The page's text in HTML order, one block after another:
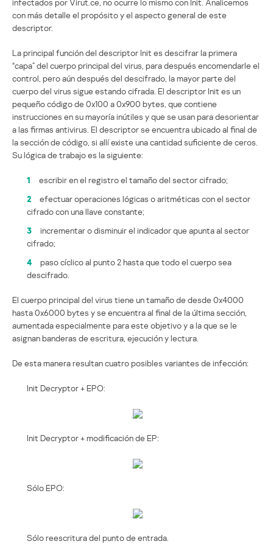
con más detalle el propósito y el aspecto general de este
descriptor.
La principal función del descriptor Init es descifrar la primera
“capa” del cuerpo principal del virus, para después encomendarle el
control, pero aún después del descifrado, la mayor parte del
cuerpo del virus sigue estando cifrada. El descriptor Init es un
pequeño código de 0x100 a 0x900 bytes, que contiene
instrucciones en su mayoría inútiles y que se usan para desorientar
a las firmas antivirus. El descriptor se encuentra ubicado al final de
la sección de código, si allí existe una cantidad suficiente de ceros.
Su lógica de trabajo es la siguiente:
1
escribir en el registro el tamaño del sector cifrado;
2
efectuar operaciones lógicas o aritméticas con el sector
cifrado con una llave constante;
3
incrementar o disminuir el indicador que apunta al sector
cifrado;
4
paso cíclico al punto 2 hasta que todo el cuerpo sea
descifrado.
El cuerpo principal del virus tiene un tamaño de desde 0x4000
hasta 0x6000 bytes y se encuentra al final de la última sección,
aumentada especialmente para este objetivo y a la que se le
asignan banderas de escritura, ejecución y lectura.
De esta manera resultan cuatro posibles variantes de infección:
Init Decryptor + EPO:
Init Decryptor + modificación de EP:
Sólo EPO:
Sólo reescritura del punto de entrada.